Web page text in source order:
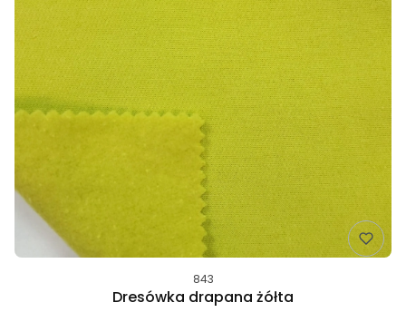
843
Dresówka drapana żółta